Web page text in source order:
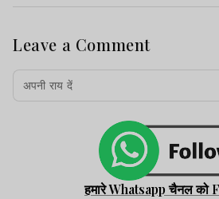
Leave a Comment
हमारे Whatsapp चैनल को